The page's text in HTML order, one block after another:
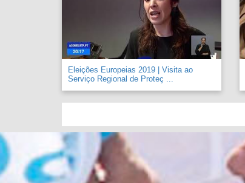
Eleições Europeias 2019 | Visita ao
Serviço Regional de Proteç ...